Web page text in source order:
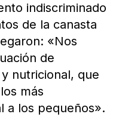
indiscriminado
de la canasta
«Nos
de
nutricional, que
más
a los pequeños».